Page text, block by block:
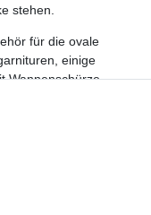
stehen.
für die ovale
einige
Wannenschürze